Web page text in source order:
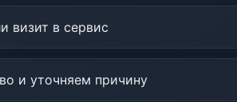
визит в сервис
и уточняем причину